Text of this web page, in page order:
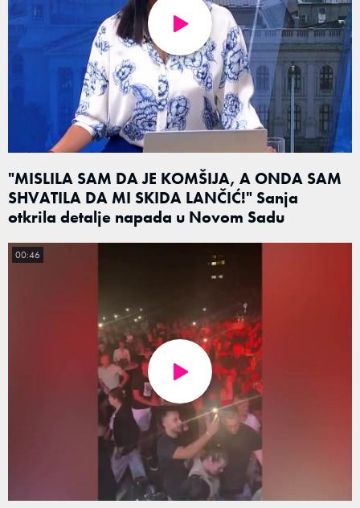
"MISLILA SAM DA JE KOMŠIJA, A ONDA SAM
SHVATILA DA MI SKIDA LANČIĆ!" Sanja
otkrila detalje napada u Novom Sadu
00:46